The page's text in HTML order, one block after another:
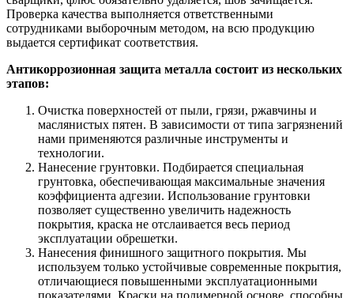
Проверка качества выполняется ответственными
сотрудниками выборочным методом, на всю продукцию
выдается сертификат соответствия.
Антикоррозионная защита металла состоит из нескольких
этапов:
Очистка поверхностей от пыли, грязи, ржавчины и
маслянистых пятен. В зависимости от типа загрязнений
нами применяются различные инструменты и
технологии.
Нанесение грунтовки. Подбирается специальная
грунтовка, обеспечивающая максимальные значения
коэффициента адгезии. Использование грунтовки
позволяет существенно увеличить надежность
покрытия, краска не отслаивается весь период
эксплуатации обрешетки.
Нанесения финишного защитного покрытия. Мы
используем только устойчивые современные покрытия,
отличающиеся повышенными эксплуатационными